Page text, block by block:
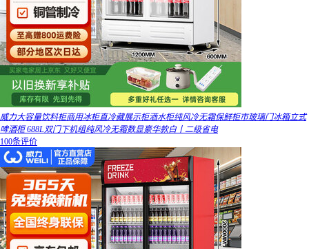
威力大容量饮料柜商用冰柜直冷藏展示柜酒水柜纯风冷无霜保鲜柜市玻璃门冰箱立式
啤酒柜 688L双门下机组纯风冷无霜数显豪华款白丨二级省电
100条评价